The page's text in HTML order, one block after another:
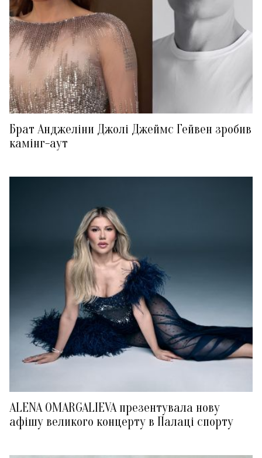
Брат Анджеліни Джолі Джеймс Гейвен зробив
камінг-аут
ALENA OMARGALIEVA презентувала нову
афішу великого концерту в Палаці спорту